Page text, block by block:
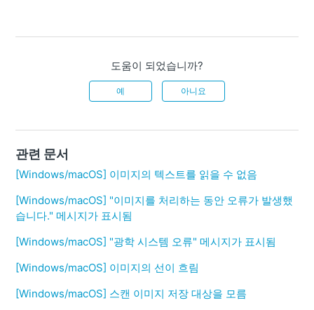
도움이 되었습니까?
예 아니요
관련 문서
[Windows/macOS] 이미지의 텍스트를 읽을 수 없음
[Windows/macOS] "이미지를 처리하는 동안 오류가 발생했
습니다." 메시지가 표시됨
[Windows/macOS] "광학 시스템 오류" 메시지가 표시됨
[Windows/macOS] 이미지의 선이 흐림
[Windows/macOS] 스캔 이미지 저장 대상을 모름